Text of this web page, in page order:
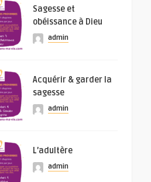
Sagesse et
obéissance à Dieu
admin
Acquérir & garder la
sagesse
admin
L’adultère
admin